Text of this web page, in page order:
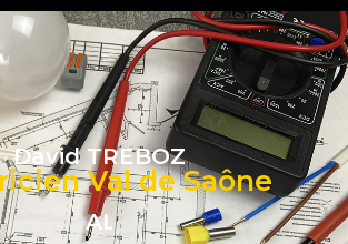
David TREBOZ
Val de Saône
ALARME